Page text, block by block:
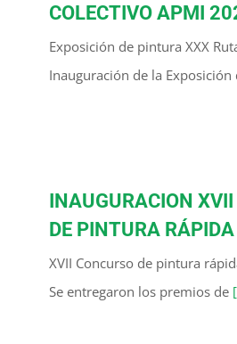
COLECTIVO APMI
Exposición de pintura XXX
Inauguración de la Exposición
INAUGURACION
DE PINTURA
XVII Concurso de pintura
Se entregaron los premios de